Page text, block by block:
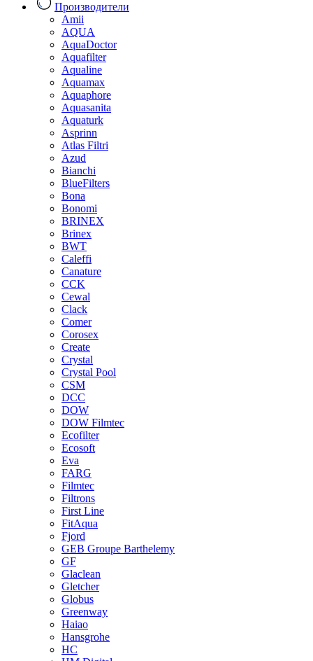
Производители
Amii
AQUA
AquaDoctor
Aquafilter
Aqualine
Aquamax
Aquaphore
Aquasanita
Aquaturk
Asprinn
Atlas Filtri
Azud
Bianchi
BlueFilters
Bona
Bonomi
BRINEX
Brinex
BWT
Caleffi
Canature
CCK
Cewal
Clack
Comer
Corosex
Create
Crystal
Crystal Pool
CSM
DCC
DOW
DOW Filmtec
Ecofilter
Ecosoft
Eva
FARG
Filmtec
Filtrons
First Line
FitAqua
Fjord
GEB Groupe Barthelemy
GF
Glaclean
Gletcher
Globus
Greenway
Haiao
Hansgrohe
HC